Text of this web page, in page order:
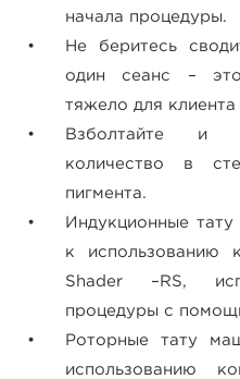
начала процедуры.
Не беритесь
один сеанс –
тяжело для
Взболтайте и
количество в
пигмента.
Индукционные
к использованию
Shader –RS,
процедуры с
Роторные тату
использованию